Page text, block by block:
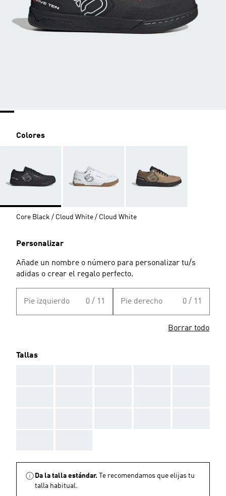
Colores
Core Black / Cloud White / Cloud White
Personalizar
Añade un nombre o número para personalizar tu/s
adidas o crear el regalo perfecto.
Pie izquierdo 0 / 11 Pie derecho 0 / 11
Borrar todo
Tallas
Da la talla estándar.
Te recomendamos que elijas tu
talla habitual.